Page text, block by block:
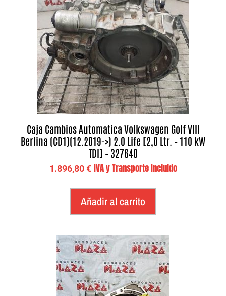
Caja Cambios Automatica Volkswagen Golf VIII
Berlina (CD1)(12.2019->) 2.0 Life [2,0 Ltr. – 110 kW
TDI] – 327640
1.896,80€ IVA y Transporte Incluido
Añadir al carrito